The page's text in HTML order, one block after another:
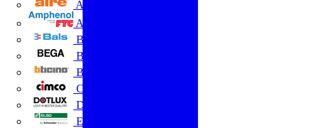
Alre
Amphenol FTG
BALS
Bega
Bticino
Cimco
DOTLUX GmbH
Elso